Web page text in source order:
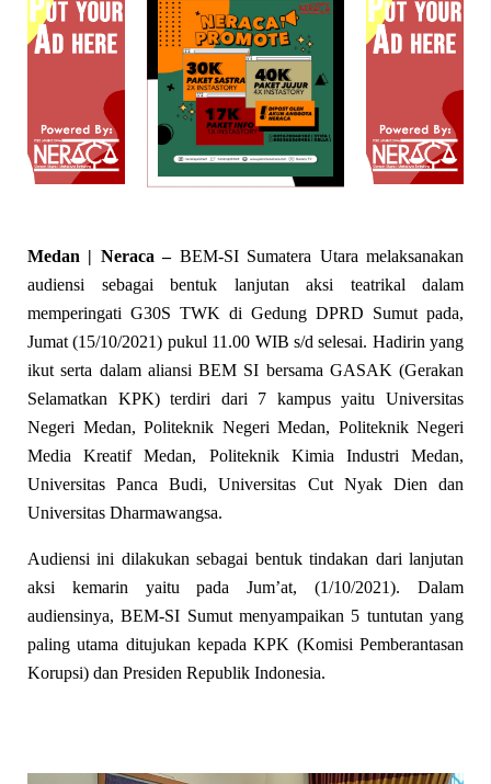
Medan | Neraca –BEM-SI Sumatera Utara melaksanakan
audiensi sebagai bentuk lanjutan aksi teatrikal dalam
memperingati G30S TWK di Gedung DPRD Sumut pada,
Jumat (15/10/2021) pukul 11.00 WIB s/d selesai. Hadirin yang
ikut serta dalam aliansi BEM SI bersama GASAK (Gerakan
Selamatkan KPK) terdiri dari 7 kampus yaitu Universitas
Negeri Medan, Politeknik Negeri Medan, Politeknik Negeri
Media Kreatif Medan, Politeknik Kimia Industri Medan,
Universitas Panca Budi, Universitas Cut Nyak Dien dan
Universitas Dharmawangsa.
Audiensi ini dilakukan sebagai bentuk tindakan dari lanjutan
aksi kemarin yaitu pada Jum’at, (1/10/2021). Dalam
audiensinya, BEM-SI Sumut menyampaikan 5 tuntutan yang
paling utama ditujukan kepada KPK (Komisi Pemberantasan
Korupsi) dan Presiden Republik Indonesia.